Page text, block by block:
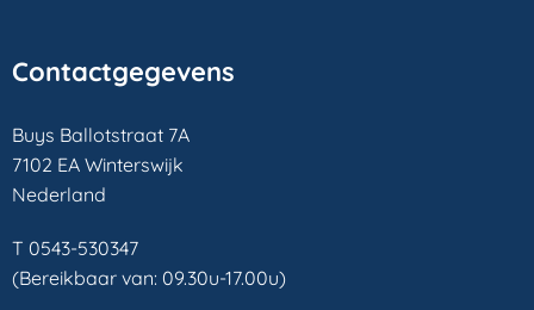
Contactgegevens
Buys Ballotstraat 7A
7102 EA Winterswijk
Nederland
T 0543-530347
(Bereikbaar van: 09.30u-17.00u)